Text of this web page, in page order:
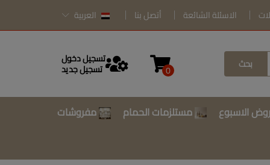
الاسئلة الشائعة أتصل بنا العربية
بحث 0
تسجيل دخول
تسجيل جديد
الاسبوع مستلزمات الحمام
مفروشات